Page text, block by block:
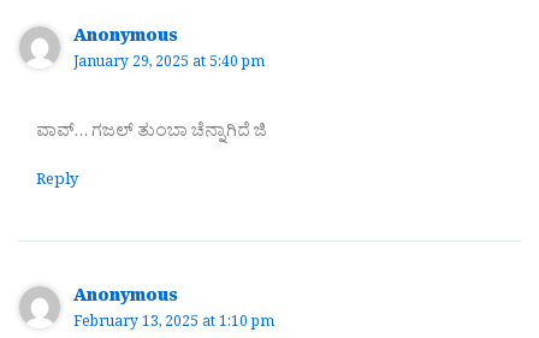
Anonymous
January 29, 2025 at 5:40 pm
ವಾವ್… ಗಜಲ್ ತುಂಬಾ ಚೆನ್ನಾಗಿದೆ ಜಿ
Reply
Anonymous
February 13, 2025 at 1:10 pm